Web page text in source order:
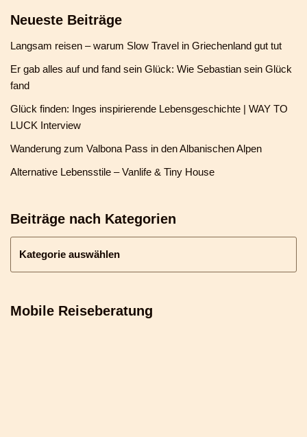
Neueste Beiträge
Langsam reisen – warum Slow Travel in Griechenland gut tut
Er gab alles auf und fand sein Glück: Wie Sebastian sein Glück
fand
Glück finden: Inges inspirierende Lebensgeschichte | WAY TO
LUCK Interview
Wanderung zum Valbona Pass in den Albanischen Alpen
Alternative Lebensstile – Vanlife & Tiny House
Beiträge nach Kategorien
Mobile Reiseberatung